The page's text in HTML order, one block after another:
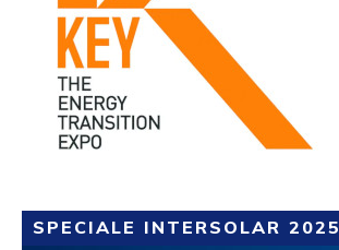
SPECIALE INTERSOLAR 2025